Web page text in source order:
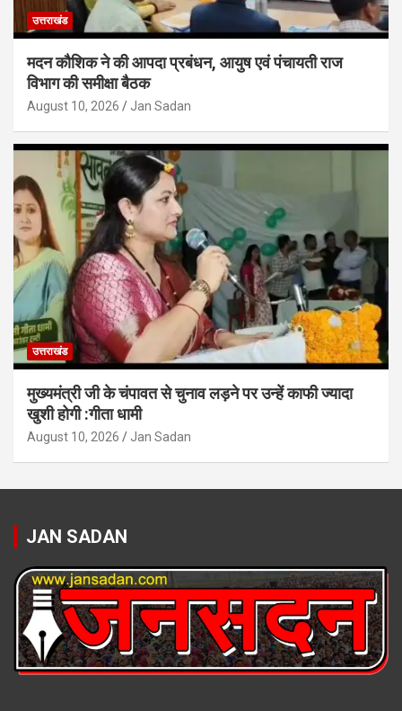
उत्तराखंड
मदन कौशिक ने की आपदा प्रबंधन, आयुष एवं पंचायती राज
विभाग की समीक्षा बैठक
August 10, 2026 Jan Sadan
उत्तराखंड
मुख्यमंत्री जी के चंपावत से चुनाव लड़ने पर उन्हें काफी ज्यादा
खुशी होगी :गीता धामी
August 10, 2026 Jan Sadan
JAN SADAN